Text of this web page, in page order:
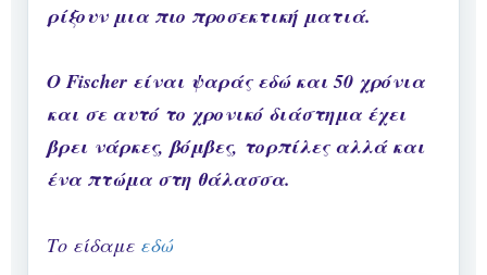
ρίξουν μια πιο προσεκτική ματιά.
Ο Fischer είναι ψαράς εδώ και 50 χρόνια
και σε αυτό το χρονικό διάστημα έχει
βρει νάρκες, βόμβες, τορπίλες αλλά και
ένα πτώμα στη θάλασσα.
Το είδαμε εδώ